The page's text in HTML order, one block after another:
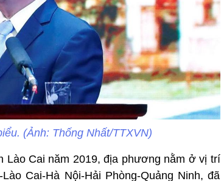
(Ảnh: Thống Nhất/TTXVN)
Lào Cai năm 2019, địa phương nằm ở vị trí
Cai-Hà Nội-Hải Phòng-Quảng Ninh, đã